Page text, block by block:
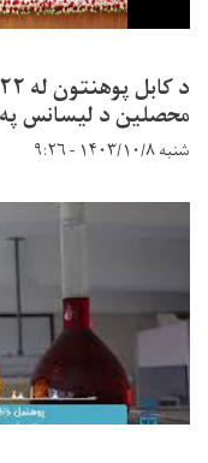
محصلین د لیسانس
شنبه ۱۴۰۳/۱۰/۸ - ۹:۲۶